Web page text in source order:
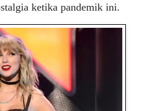
ketika pandemik ini.